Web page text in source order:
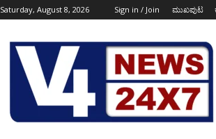
Saturday, August 8, 2026 Sign in / Join ಮುಖಪುಟ